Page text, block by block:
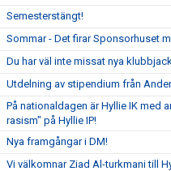
Semesterstängt!
Sommar - Det firar Sponsorhuset
Du har väl inte missat nya
Utdelning av stipendium från
På nationaldagen är Hyllie IK med
rasism" på Hyllie IP!
Nya framgångar i DM!
Vi välkomnar Ziad Al-turkmani till